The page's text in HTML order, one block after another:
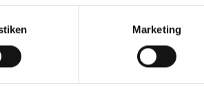
um von dir bei Benutzung der
auf unsere Webseite zu analysieren
Partner für soziale Medien, Werbung
Unsere Partner führen diese
Marketing